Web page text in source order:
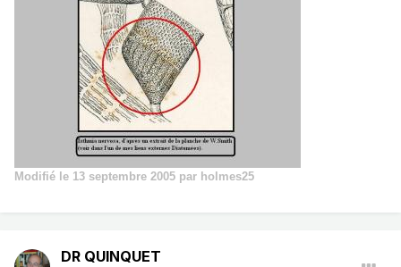
Modifié le 13 septembre 2005 par holmes25
DR QUINQUET